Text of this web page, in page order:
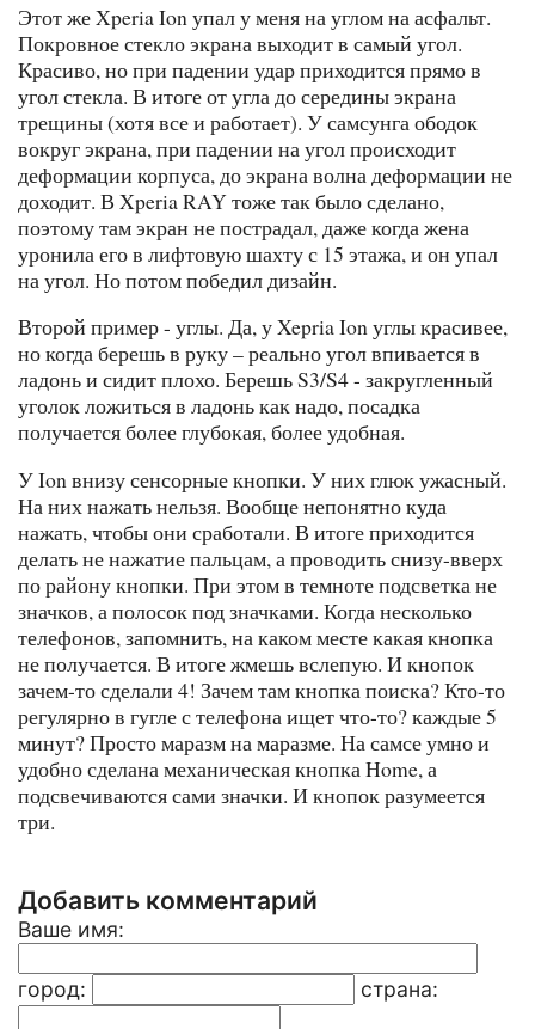
Этот же Xperia Ion упал у меня на углом на асфальт.
Покровное стекло экрана выходит в самый угол.
Красиво, но при падении удар приходится прямо в
угол стекла. В итоге от угла до середины экрана
трещины (хотя все и работает). У самсунга ободок
вокруг экрана, при падении на угол происходит
деформации корпуса, до экрана волна деформации не
доходит. В Xperia RAY тоже так было сделано,
поэтому там экран не пострадал, даже когда жена
уронила его в лифтовую шахту с 15 этажа, и он упал
на угол. Но потом победил дизайн.
Второй пример - углы. Да, у Xepria Ion углы красивее,
но когда берешь в руку – реально угол впивается в
ладонь и сидит плохо. Берешь S3/S4 - закругленный
уголок ложиться в ладонь как надо, посадка
получается более глубокая, более удобная.
У Ion внизу сенсорные кнопки. У них глюк ужасный.
На них нажать нельзя. Вообще непонятно куда
нажать, чтобы они сработали. В итоге приходится
делать не нажатие пальцам, а проводить снизу-вверх
по району кнопки. При этом в темноте подсветка не
значков, а полосок под значками. Когда несколько
телефонов, запомнить, на каком месте какая кнопка
не получается. В итоге жмешь вслепую. И кнопок
зачем-то сделали 4! Зачем там кнопка поиска? Кто-то
регулярно в гугле с телефона ищет что-то? каждые 5
минут? Просто маразм на маразме. На самсе умно и
удобно сделана механическая кнопка Home, а
подсвечиваются сами значки. И кнопок разумеется
три.
Добавить комментарий
Ваше имя:
город: страна: